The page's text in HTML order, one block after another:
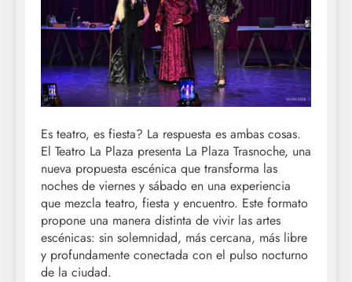
Es teatro, es fiesta? La respuesta es ambas cosas.
El Teatro La Plaza presenta La Plaza Trasnoche, una
nueva propuesta escénica que transforma las
noches de viernes y sábado en una experiencia
que mezcla teatro, fiesta y encuentro. Este formato
propone una manera distinta de vivir las artes
escénicas: sin solemnidad, más cercana, más libre
y profundamente conectada con el pulso nocturno
de la ciudad.